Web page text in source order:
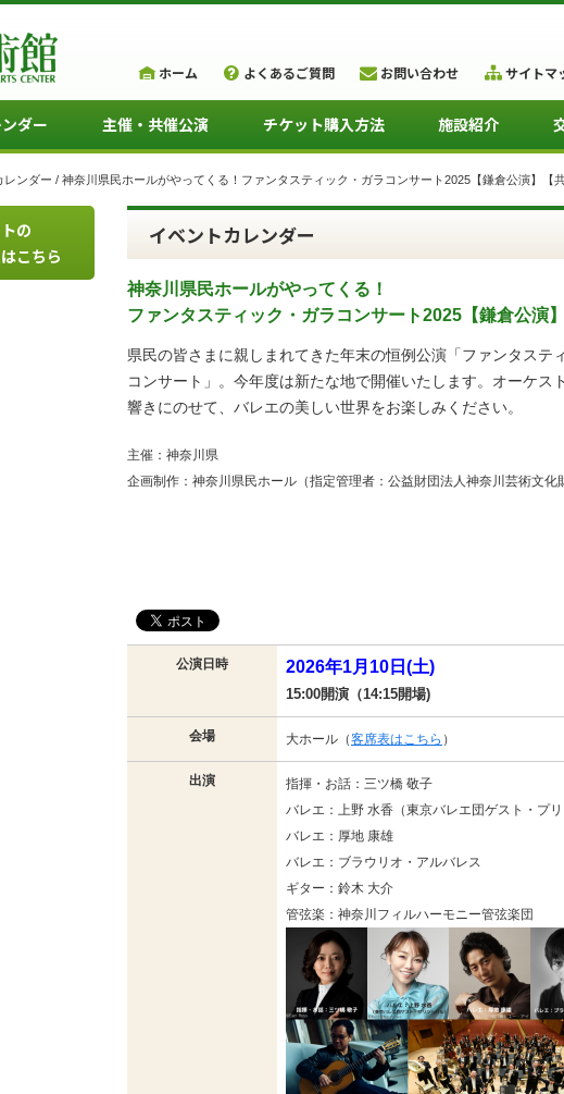
ホーム よくあるご質問 お問い合わせ サイトマ
ダー 主催・共催公演 チケット購入方法 施設紹介
レンダー / 神奈川県民ホールがやってくる！ファンタスティック・ガラコンサート2025【鎌倉公演】【共
の
こちら
イベントカレンダー
神奈川県民ホールがやってくる！
ファンタスティック・ガラコンサート2025【鎌倉公演】
県民の皆さまに親しまれてきた年末の恒例公演「ファンタステ
コンサート」。今年度は新たな地で開催いたします。オーケス
響きにのせて、バレエの美しい世界をお楽しみください。
主催：神奈川県
企画制作：神奈川県民ホール（指定管理者：公益財団法人神奈川芸術文化
公演日時 2026年1月10日(土)
15:00開演（14:15開場)
会場 大ホール（客席表はこちら ）
出演
指揮・お話：三ツ橋 敬子
バレエ：上野 水香（東京バレエ団ゲスト・プリ
バレエ：厚地 康雄
バレエ：ブラウリオ・アルバレス
ギター：鈴木 大介
管弦楽：神奈川フィルハーモニー管弦楽団